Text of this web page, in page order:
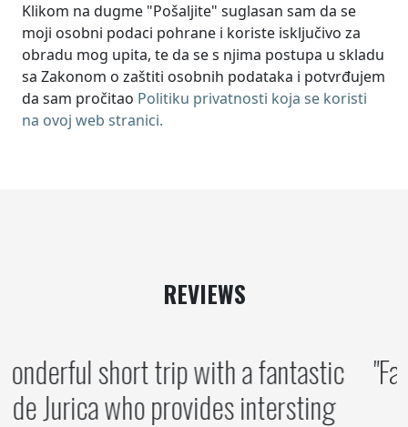
Klikom na dugme "Pošaljite" suglasan sam da se
moji osobni podaci pohrane i koriste isključivo za
obradu mog upita, te da se s njima postupa u skladu
sa Zakonom o zaštiti osobnih podataka i potvrđujem
da sam pročitao Politiku privatnosti koja se koristi
na ovoj web stranici.
REVIEWS
A wonderful short trip with a fantastic
guide Jurica who provides intersting